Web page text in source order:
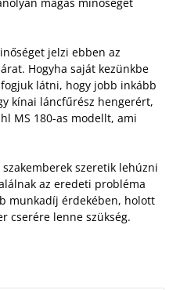
jelzi ebben az
Hogyha saját kezünkbe
látni, hogy jobb inkább
kínai láncfűrész hengerért,
MS 180-as modellt, ami
szeretik lehúzni
az eredeti probléma
munkadíj érdekében, holott
cserére lenne szükség.